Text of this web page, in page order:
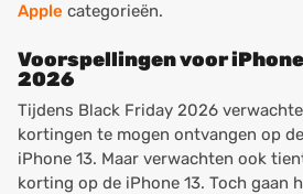
Apple categorieën.
Voorspellingen voor
2026
Tijdens Black Friday 2026
kortingen te mogen ontvangen op
iPhone 13. Maar verwachten ook
korting op de iPhone 13. Toch gaan